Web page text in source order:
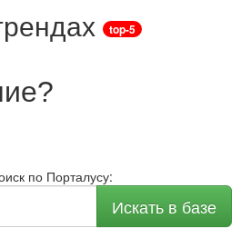
top-5
?
по Порталусу:
Искать в базе